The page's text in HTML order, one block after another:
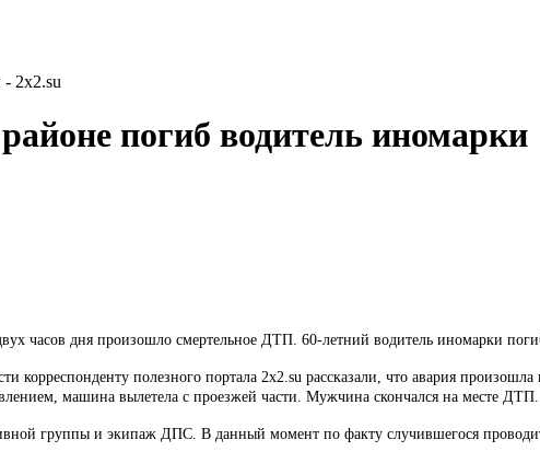
2x2.su
погиб водитель иномарки
часов дня произошло смертельное ДТП. 60-летний водитель иномарки
полезного портала 2x2.su рассказали, что авария
машина вылетела с проезжей части. Мужчина скончался на месте ДТП.
группы и экипаж ДПС. В данный момент по факту случившегося